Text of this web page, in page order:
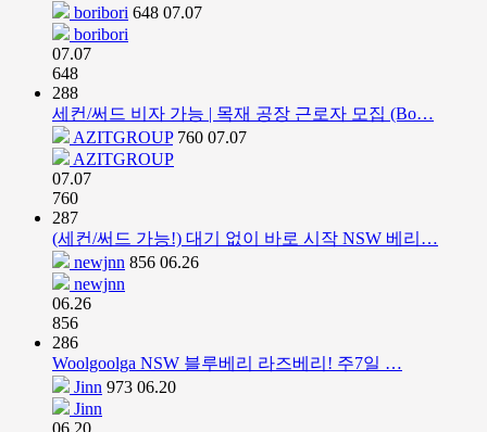
boribori 648 07.07
boribori
07.07
648
288
세컨/써드 비자 가능 | 목재 공장 근로자 모집 (Bo…
AZITGROUP 760 07.07
AZITGROUP
07.07
760
287
(세컨/써드 가능!) 대기 없이 바로 시작 NSW 베리…
newjnn 856 06.26
newjnn
06.26
856
286
Woolgoolga NSW 블루베리 라즈베리! 주7일 …
Jinn 973 06.20
Jinn
06.20